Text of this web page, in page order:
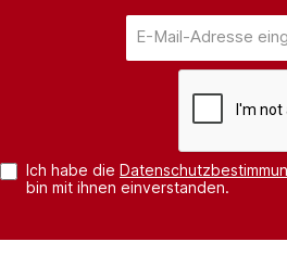
Ich habe die
bin mit ihnen einverstanden.